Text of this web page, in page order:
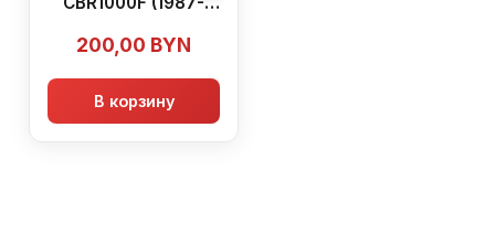
200,00 BYN
В корзину